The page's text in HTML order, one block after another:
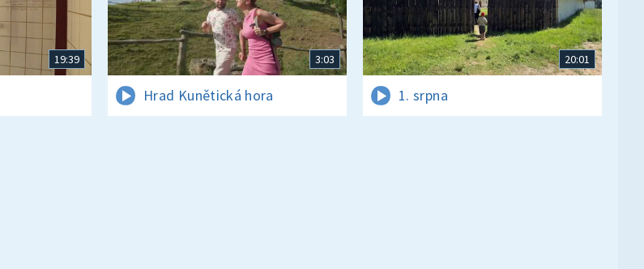
19:39 3:03
Hrad Kunětická hora
20:01
1. srpna